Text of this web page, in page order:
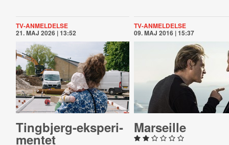
TV-ANMELDELSE
21. MAJ 2026 | 13:52
Ting­b­jerg-​eks­pe­ri­
men­tet
TV-ANMELDELSE
09. MAJ 2016 | 15:37
Marseille